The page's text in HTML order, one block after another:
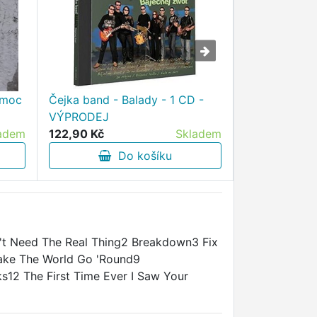
Čejka band - Balady - 1 CD -
VÝPRODEJ
122,90 Kč
Skladem
Do košíku
Need The Real Thing2 Breakdown3 Fix
The World Go 'Round9
The First Time Ever I Saw Your